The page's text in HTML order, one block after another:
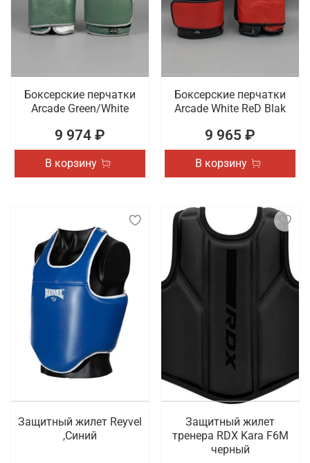
Боксерские перчатки
Arcade Green/White
9 974 ₽
В корзину
Боксерские перчатки
Arcade White ReD Blak
9 965 ₽
В корзину
Защитный жилет Reyvel
,Синий
Защитный жилет
тренера RDX Kara F6M
черный